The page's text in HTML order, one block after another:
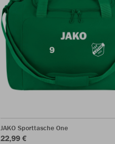
JAKO Sporttasche One
22,99 €